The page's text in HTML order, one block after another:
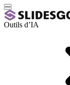
Outils d’IA